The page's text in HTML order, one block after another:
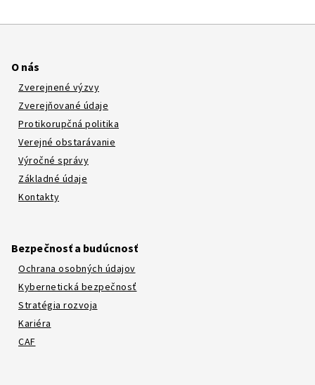
O nás
Zverejnené výzvy
Zverejňované údaje
Protikorupčná politika
Verejné obstarávanie
Výročné správy
Základné údaje
Kontakty
Bezpečnosť a budúcnosť
Ochrana osobných údajov
Kybernetická bezpečnosť
Stratégia rozvoja
Kariéra
CAF